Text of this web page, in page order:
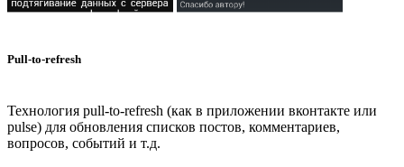
Pull-to-refresh
Технология pull-to-refresh (как в приложении вконтакте или
pulse) для обновления списков постов, комментариев,
вопросов, событий и т.д.